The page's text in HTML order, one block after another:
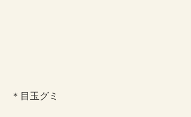
＊目玉グミ